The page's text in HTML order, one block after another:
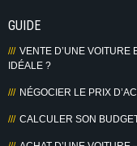
GUIDE
VENTE D’UNE VOITURE
IDÉALE ?
NÉGOCIER LE PRIX
CALCULER SON